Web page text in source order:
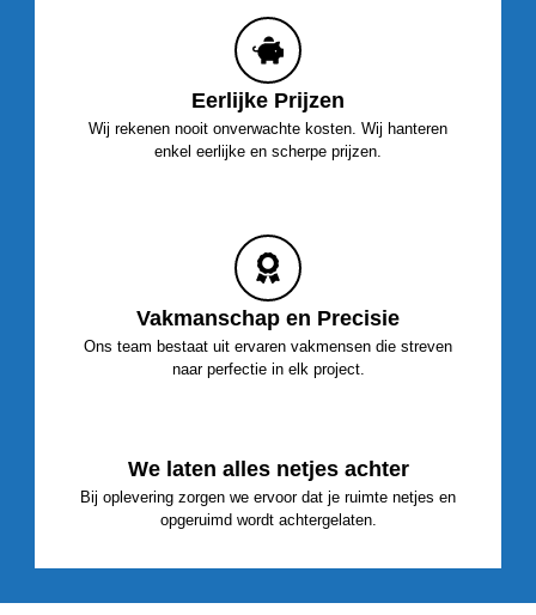
Eerlijke Prijzen
Wij rekenen nooit onverwachte kosten. Wij hanteren
enkel eerlijke en scherpe prijzen.
Vakmanschap en Precisie
Ons team bestaat uit ervaren vakmensen die streven
naar perfectie in elk project.
We laten alles netjes achter
Bij oplevering zorgen we ervoor dat je ruimte netjes en
opgeruimd wordt achtergelaten.